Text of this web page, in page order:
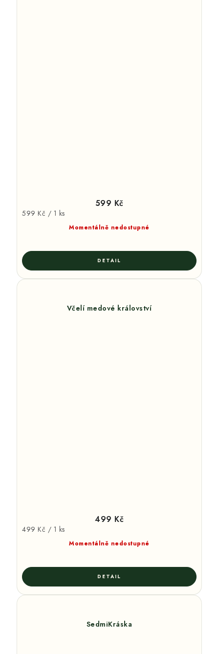
Momentálně nedostupné
599 Kč
Měrná
599 Kč / 1 ks
Včelí medové království
Momentálně nedostupné
499 Kč
Měrná
499 Kč / 1 ks
SedmiKráska